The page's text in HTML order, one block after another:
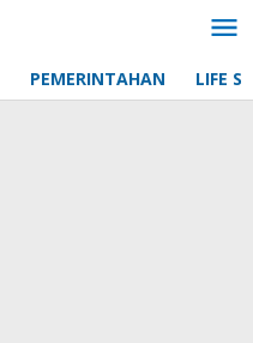
PEMERINTAHAN LIFE